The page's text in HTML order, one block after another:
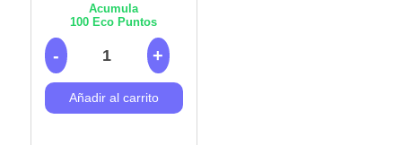
Acumula
100 Eco Puntos
Añadir al carrito